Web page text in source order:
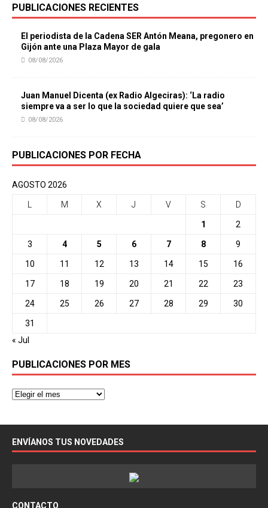
PUBLICACIONES RECIENTES
El periodista de la Cadena SER Antón Meana, pregonero en
Gijón ante una Plaza Mayor de gala
08/08/2026
Juan Manuel Dicenta (ex Radio Algeciras): ‘La radio
siempre va a ser lo que la sociedad quiere que sea’
08/08/2026
PUBLICACIONES POR FECHA
AGOSTO 2026
M X J V S D
1 2
3 4 5 6 7 8 9
10 11 12 13 14 15 16
17 18 19 20 21 22 23
24 25 26 27 28 29 30
31
« Jul
PUBLICACIONES POR MES
ENVÍANOS TUS NOVEDADES
CONTACTO